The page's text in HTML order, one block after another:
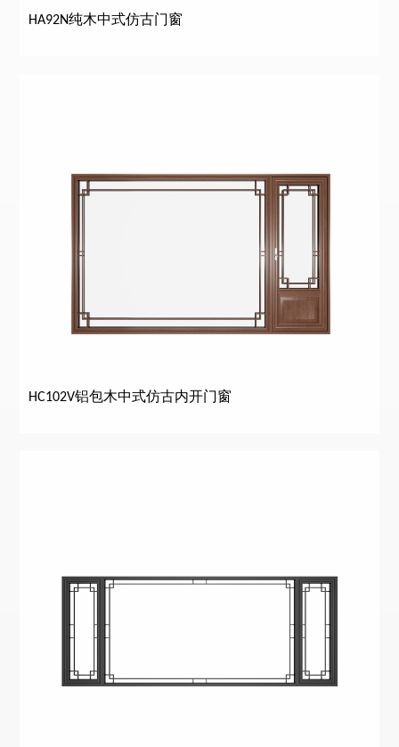
HA92N纯木中式仿古门窗
HC102V铝包木中式仿古内开门窗